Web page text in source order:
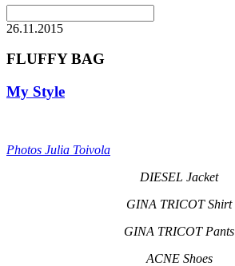
26.11.2015
FLUFFY BAG
My Style
Photos Julia Toivola
DIESEL Jacket
GINA TRICOT Shirt
GINA TRICOT Pants
ACNE Shoes